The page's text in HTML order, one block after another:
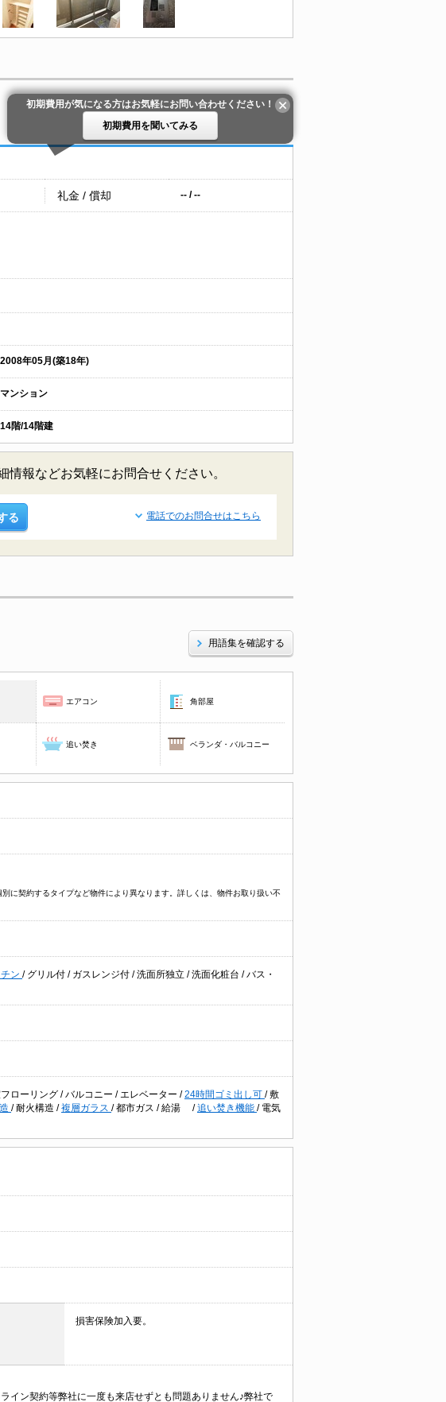
初期費用が気になる方はお気軽にお問い合わせください！
初期費用を聞いてみる
礼金 / 償却 -- / --
2008年05月(築18年)
マンション
14階/14階建
報などお気軽にお問合せください。
る 電話でのお問合せはこちら
用語集を確認する
エアコン 角部屋
追い焚き ベランダ・バルコニー
契約するタイプなど物件により異なります。詳しくは、物件お取り扱い不
ン / グリル付 / ガスレンジ付 /洗面所独立 /洗面化粧台 /バス・
ローリング /バルコニー / エレベーター /24時間ゴミ出し可 /敷
/耐火構造 /複層ガラス /都市ガス /給湯 /追い焚き機能 / 電気
損害保険加入要。
イン契約等弊社に一度も来店せずとも問題ありません♪弊社で